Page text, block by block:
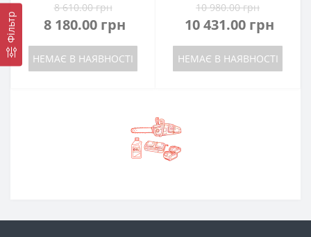
Фільтр
8 610.00 грн
8 180.00 грн
НЕМАЄ В НАЯВНОСТІ
10 980.00 грн
10 431.00 грн
НЕМАЄ В НАЯВНОСТІ